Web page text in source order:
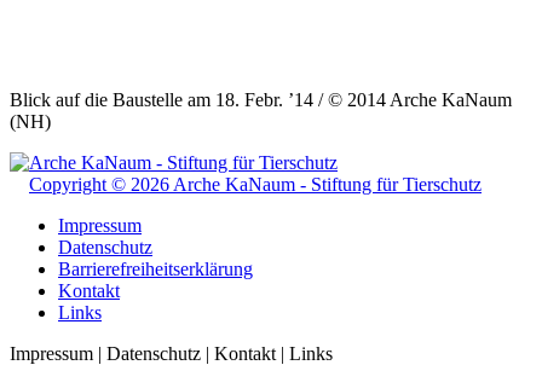
Blick auf die Baustelle am 18. Febr. ’14 / © 2014 Arche KaNaum
(NH)
Copyright © 2026 Arche KaNaum - Stiftung für Tierschutz
Impressum
Datenschutz
Barrierefreiheitserklärung
Kontakt
Links
Impressum | Datenschutz | Kontakt | Links